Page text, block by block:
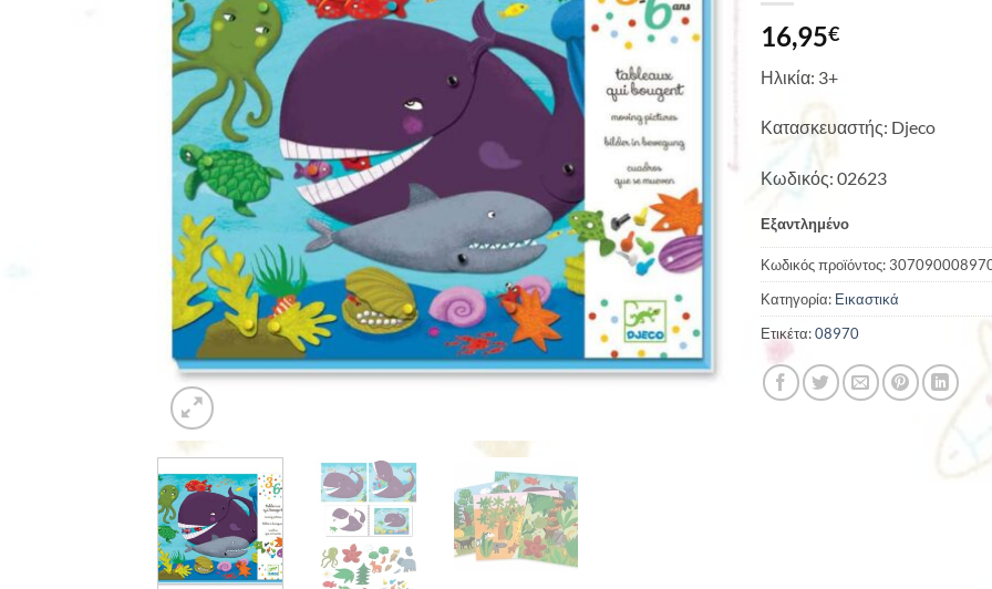
16,95€
Ηλικία: 3+
Κατασκευαστής: Djeco
Κωδικός: 02623
Εξαντλημένο
Κωδικός προϊόντος:
Κατηγορία: Εικαστικά
Ετικέτα:08970